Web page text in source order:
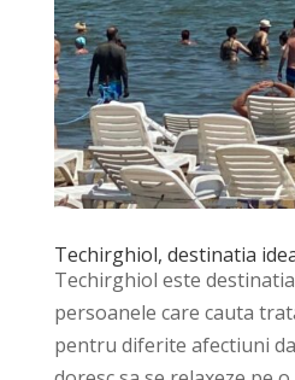
Techirghiol, destinatia
Techirghiol este
persoanele care cauta
pentru diferite afectiuni